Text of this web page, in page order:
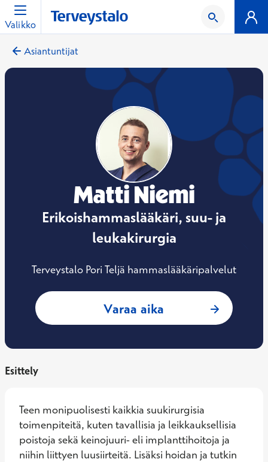
Valikko
Asiantuntijat
Matti Niemi
Erikoishammaslääkäri, suu- ja
leukakirurgia
Terveystalo Pori Teljä hammaslääkäripalvelut
Varaa aika : Matti Niemi,
Esittely
Teen monipuolisesti kaikkia suukirurgisia
toimenpiteitä, kuten tavallisia ja leikkauksellisia
poistoja sekä keinojuuri- eli implanttihoitoja ja
niihin liittyen luusiirteitä. Lisäksi hoidan ja tutkin